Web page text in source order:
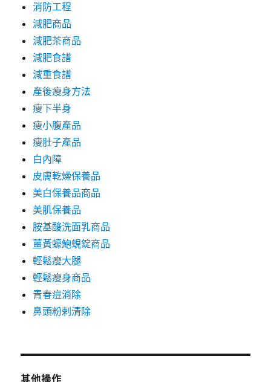
消防工程
減肥商品
減肥茶商品
減肥食譜
減重食譜
產後瘦身方法
瘦下半身
瘦小腹產品
瘦肚子產品
白內障
皮膚乾燥保養品
美白保養品商品
美肌保養品
胺基酸洗面乳商品
薑黃蠔鮑蜆錠商品
輕鬆瘦大腿
輕鬆瘦身商品
青春痘消除
鼻頭粉剌清除
其他操作